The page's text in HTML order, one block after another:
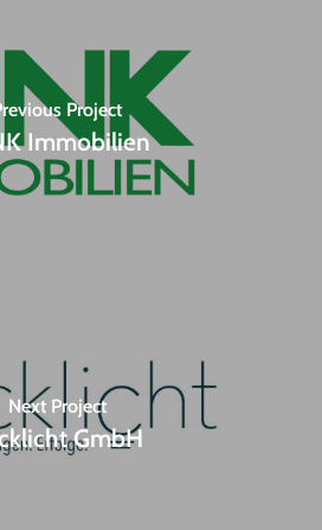
Project
Immobilien
Next Project
GmbH